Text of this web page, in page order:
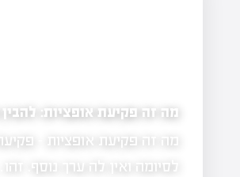
מה זה פקיעת אופציות:
מה זה פקיעת אופציות -
לסיומה ואין לה ערך נוסף.